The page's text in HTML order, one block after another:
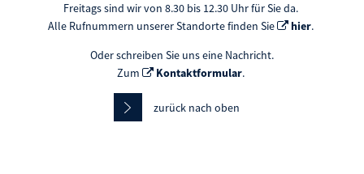
Freitags sind wir von 8.30 bis 12.30 Uhr für Sie da.
Alle Rufnummern unserer Standorte finden Sie
hier.
Oder schreiben Sie uns eine Nachricht.
Zum
Kontaktformular.
zurück nach oben